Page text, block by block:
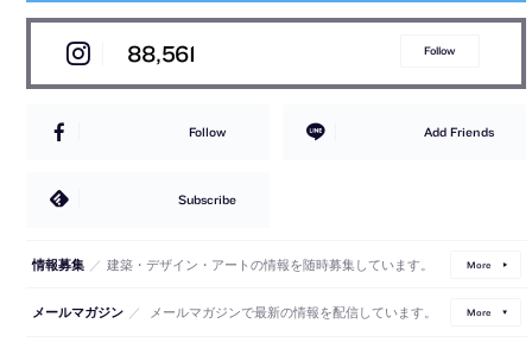
88,561 Follow
Follow Add Friends
Subscribe
情報募集 ／ 建築・デザイン・アートの情報を随時募集しています。 More
メールマガジン ／ メールマガジンで最新の情報を配信しています。 More